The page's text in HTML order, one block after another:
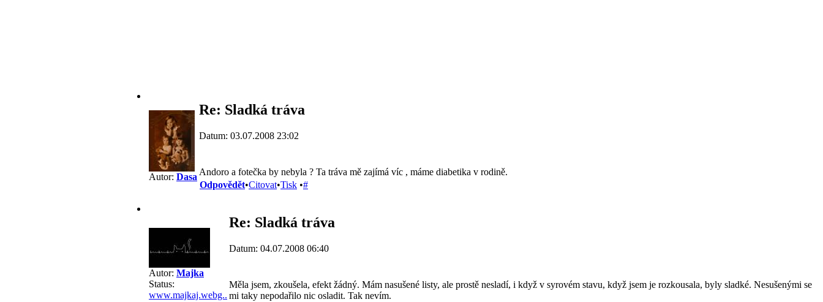
Autor: Dasa
Re: Sladká tráva
Datum: 03.07.2008 23:02
Andoro a fotečka by nebyla ? Ta tráva mě zajímá víc , máme diabetika v rodině.
Odpovědět•Citovat•Tisk •#
Autor: Majka
Status:
www.majkaj.webg..
Re: Sladká tráva
Datum: 04.07.2008 06:40
Měla jsem, zkoušela, efekt žádný. Mám nasušené listy, ale prostě nesladí, i když v syrovém stavu, když jsem je rozkousala, byly sladké. Nesušenými se
mi taky nepodařilo nic osladit. Tak nevím.